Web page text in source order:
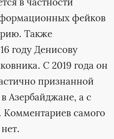
в частности
фейков
Также
году Денисову
С 2019 года он
признанной
Азербайджане, а с
Комментариев самого